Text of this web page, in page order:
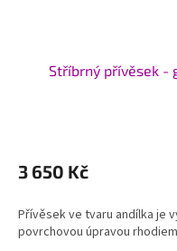
Stříbrný přívěsek -
3 650 Kč
Přívěsek ve tvaru andílka je
povrchovou úpravou